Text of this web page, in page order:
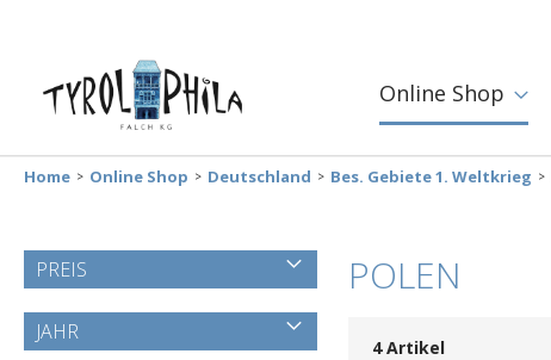
Online Shop
Home Online Shop Deutschland Bes. Gebiete 1. Weltkrieg
POLEN
4Artikel
PREIS
JAHR